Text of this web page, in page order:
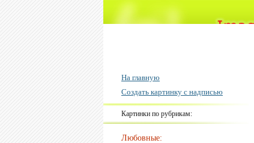
На главную
Создать картинку с надписью
Картинки по рубрикам:
Любовные: